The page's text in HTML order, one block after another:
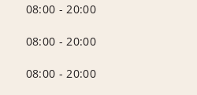
08:00 - 20:00
08:00 - 20:00
08:00 - 20:00